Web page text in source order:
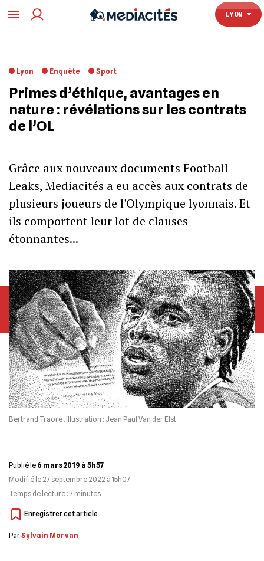
LYON
TOULOUSE
Lyon Enquête Sport
Primes d’éthique, avantages en
nature : révélations sur les contrats
de l’OL
Grâce aux nouveaux documents Football
Leaks, Mediacités a eu accès aux contrats de
plusieurs joueurs de l'Olympique lyonnais. Et
ils comportent leur lot de clauses
étonnantes...
Bertrand Traoré . Illustration : Jean Paul Van der Elst.
Publié le 6 mars 2019 à 5h57
Modifié le27 septembre 2022 à 15h07
Temps de lecture : 7 minutes
ParSylvain Morvan